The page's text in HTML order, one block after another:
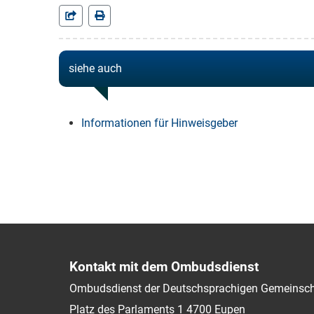
siehe auch
Informationen für Hinweisgeber
Kontakt mit dem Ombudsdienst
Ombudsdienst der Deutschsprachigen
Platz des Parlaments 1 4700 Eupen